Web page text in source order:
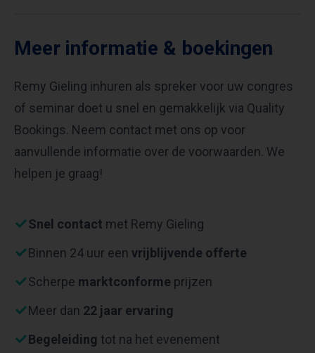
Meer informatie & boekingen
Remy Gieling inhuren als spreker voor uw congres
of seminar doet u snel en gemakkelijk via Quality
Bookings. Neem contact met ons op voor
aanvullende informatie over de voorwaarden. We
helpen je graag!
Snel contact met Remy Gieling
Binnen 24 uur een vrijblijvende offerte
Scherpe marktconforme prijzen
Meer dan 22 jaar ervaring
Begeleiding tot na het evenement